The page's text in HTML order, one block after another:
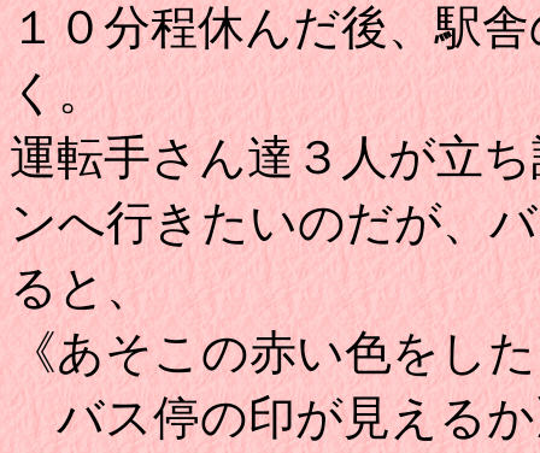
１０分程休んだ後、駅
く。
運転手さん達３人が立
ンへ行きたいのだが、
ると、
《あそこの赤い色をした
バス停の印が見えるか